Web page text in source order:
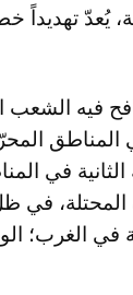
يُعدّ تهديداً
فيه الشعب
المناطق
في
في
في الغرب؛